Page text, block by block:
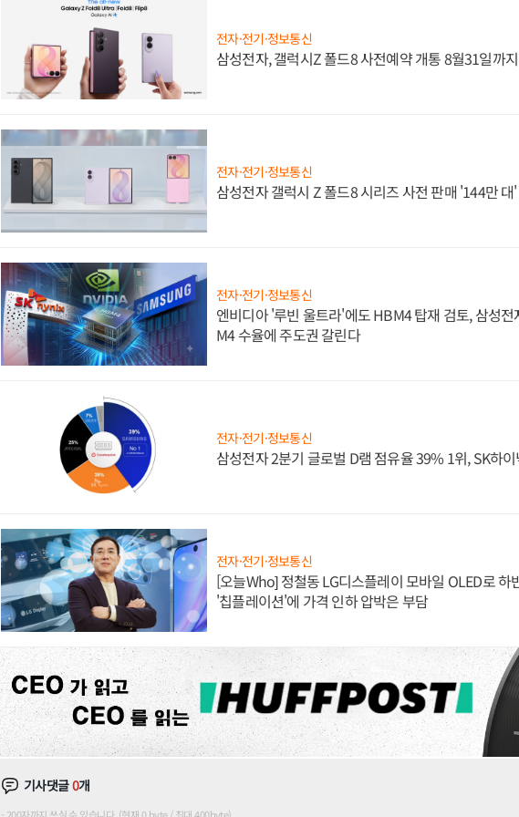
전자·전기·정보통신
삼성전자, 갤럭시Z 폴드8 사전예약 개통 8월31일까
전자·전기·정보통신
삼성전자 갤럭시 Z 폴드8 시리즈 사전 판매 '144만 대
전자·전기·정보통신
엔비디아 '루빈 울트라'에도 HBM4 탑재 검토, 삼성전
M4 수율에 주도권 갈린다
전자·전기·정보통신
삼성전자 2분기 글로벌 D램 점유율 39% 1위, SK하
전자·전기·정보통신
[오늘Who] 정철동 LG디스플레이 모바일 OLED로 하
'칩플레이션'에 가격 인하 압박은 부담
기사댓글0개